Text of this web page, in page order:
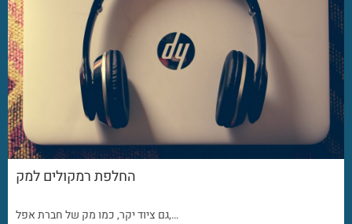
החלפת רמקולים למק
גם ציוד יקר, כמו מק של חברת אפל,…